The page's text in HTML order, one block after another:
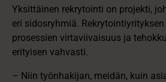
Yksittäinen rekrytointi on projekti,
eri sidosryhmiä.
prosessien virtaviivaisuus ja
erityisen vahvasti.
– Niin työnhakijan, meidän, kuin